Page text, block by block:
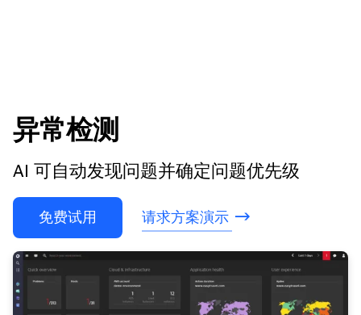
异常检测
AI 可自动发现问题并确定问题优先级
免费试用 请求方案演示